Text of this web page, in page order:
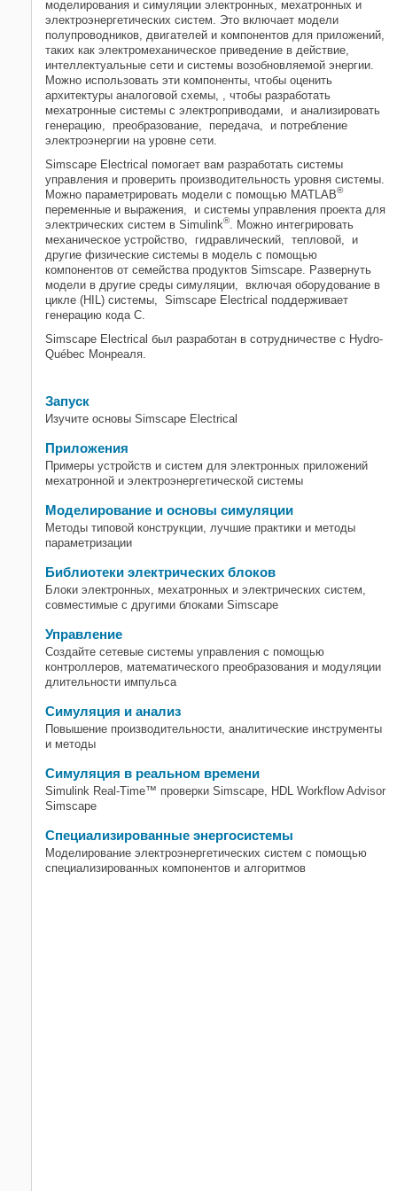
Симуляция и анализ
Симуляция в реальном времени
Специализированные
энергосистемы
моделирования и симуляции электронных, мехатронных и
электроэнергетических систем. Это включает модели
полупроводников, двигателей и компонентов для приложений,
таких как электромеханическое приведение в действие,
интеллектуальные сети и системы возобновляемой энергии.
Можно использовать эти компоненты, чтобы оценить
архитектуры аналоговой схемы, ​, чтобы разработать
мехатронные системы с электроприводами, ​ и анализировать
генерацию, ​ преобразование, ​ передача, ​ и потребление
электроэнергии на уровне сети.
Simscape Electrical помогает вам разработать системы
управления и проверить производительность уровня системы.
Можно параметрировать модели с помощью MATLAB®
переменные и выражения, ​ и системы управления проекта для
электрических систем в Simulink®. Можно интегрировать
механическое устройство, ​ гидравлический, ​ тепловой, ​ и
другие физические системы в модель с помощью
компонентов от семейства продуктов Simscape. Развернуть
модели в другие среды симуляции, ​ включая оборудование в
цикле (HIL) системы, ​ Simscape Electrical поддерживает
генерацию кода C.
Simscape Electrical был разработан в сотрудничестве с Hydro-
Québec Монреаля.
Запуск
Изучите основы Simscape Electrical
Приложения
Примеры устройств и систем для электронных приложений
мехатронной и электроэнергетической системы
Моделирование и основы симуляции
Методы типовой конструкции, лучшие практики и методы
параметризации
Библиотеки электрических блоков
Блоки электронных, мехатронных и электрических систем,
совместимые с другими блоками Simscape
Управление
Создайте сетевые системы управления с помощью
контроллеров, математического преобразования и модуляции
длительности импульса
Симуляция и анализ
Повышение производительности, аналитические инструменты
и методы
Симуляция в реальном времени
Simulink Real-Time™ проверки Simscape, HDL Workflow Advisor
Simscape
Специализированные энергосистемы
Моделирование электроэнергетических систем с помощью
специализированных компонентов и алгоритмов